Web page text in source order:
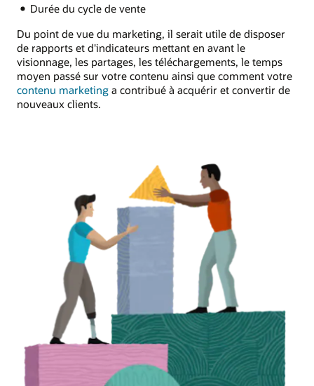
Durée du cycle de vente
Du point de vue du marketing, il serait utile de disposer
de rapports et d'indicateurs mettant en avant le
visionnage, les partages, les téléchargements, le temps
moyen passé sur votre contenu ainsi que comment votre
contenu marketing a contribué à acquérir et convertir de
nouveaux clients.